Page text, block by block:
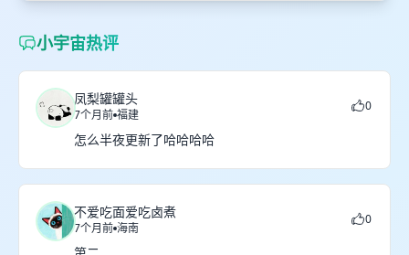
小宇宙热评
凤梨罐罐头
7个月前 福建
0
怎么半夜更新了哈哈哈哈
不爱吃面爱吃卤煮
7个月前 海南
0